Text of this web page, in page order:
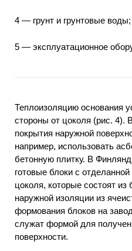
4 — грунт и грунтовые воды;
5 — эксплуатационное
Теплоизоляцию основания
стороны от цоколя (рис. 4).
покрытия наружной
например, использовать
бетонную плитку. В
готовые блоки с
цоколя, которые состоят
наружной изоляции из
формования блоков на
служат формой для
поверхности.